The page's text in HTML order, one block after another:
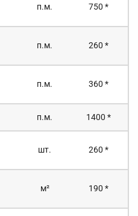
п.м. 750 *
п.м. 260 *
п.м. 360 *
п.м. 1400 *
шт. 260 *
м² 190 *